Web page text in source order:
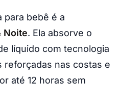
para bebê é a
Noite. Ela absorve o
líquido com tecnologia
reforçadas nas costas e
até 12 horas sem